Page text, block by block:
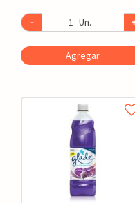
- Un.
Agregar